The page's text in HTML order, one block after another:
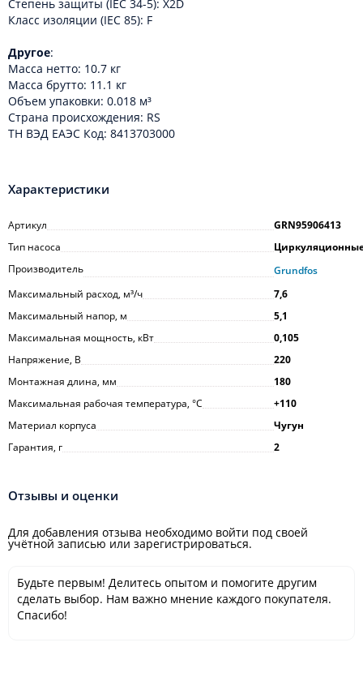
Степень защиты (IEC 34-5): X2D
Класс изоляции (IEC 85): F
Другое:
Масса нетто: 10.7 кг
Масса брутто: 11.1 кг
Объем упаковки: 0.018 м³
Cтрана происхождения: RS
ТН ВЭД ЕАЭС Код: 8413703000
Характеристики
Артикул
GRN95906413
Тип насоса
Производитель
Grundfos
Максимальный расход, м³/ч
7,6
Максимальный напор, м
5,1
Максимальная мощность, кВт
0,105
Напряжение, В
220
Монтажная длина, мм
180
Максимальная рабочая температура, °С
+110
Материал корпуса
Чугун
Гарантия, г
2
Отзывы и оценки
Для добавления отзыва необходимо войти под своей
учётной записью или зарегистрироваться.
Будьте первым! Делитесь опытом и помогите другим
сделать выбор. Нам важно мнение каждого покупателя.
Спасибо!